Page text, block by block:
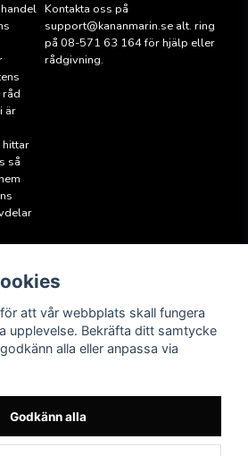
råd
är
hittar
så
Kontakta oss på
support@kananmarin.se alt. ring
på 08-571 63 164 för hjälp eller
rådgivning.
Följ oss
Facebook
Instagram
att vår webbplats skall fungera
upplevelse. Bekräfta ditt samtycke
alla eller anpassa via
Godkänn alla